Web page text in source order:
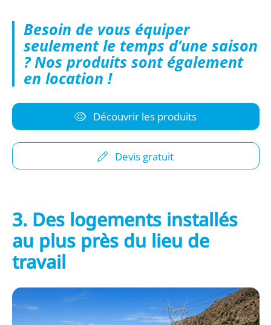
Besoin de vous équiper
seulement le temps d’une saison
? Nos produits sont également
en location !
Découvrir les produits
Devis gratuit
3. Des logements installés
au plus près du lieu de
travail